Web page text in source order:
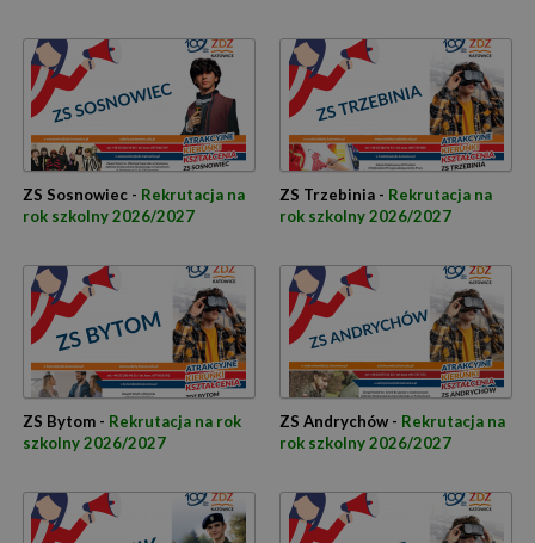
ZS Sosnowiec - Rekrutacja na
rok szkolny 2026/2027
ZS Trzebinia - Rekrutacja na
rok szkolny 2026/2027
ZS Bytom - Rekrutacja na rok
szkolny 2026/2027
ZS Andrychów - Rekrutacja na
rok szkolny 2026/2027